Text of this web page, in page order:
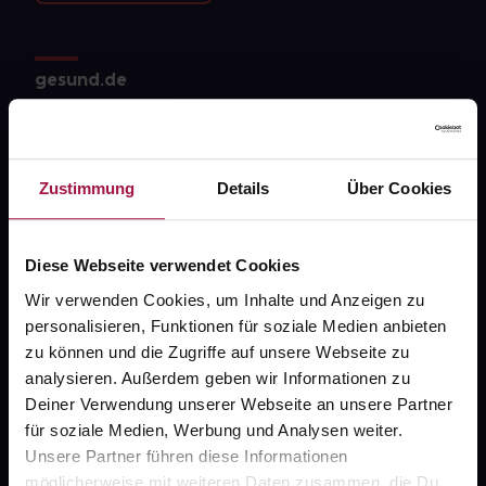
Zustimmung Details Über Cookies
Diese Webseite verwendet Cookies
Wir verwenden Cookies, um Inhalte und Anzeigen zu
personalisieren, Funktionen für soziale Medien anbieten
zu können und die Zugriffe auf unsere Webseite zu
analysieren. Außerdem geben wir Informationen zu
Deiner Verwendung unserer Webseite an unsere Partner
für soziale Medien, Werbung und Analysen weiter.
Unsere Partner führen diese Informationen
möglicherweise mit weiteren Daten zusammen, die Du
gesund.de
gesund-versorger.de
Sanitätshäuser
Datenschutz
AGB